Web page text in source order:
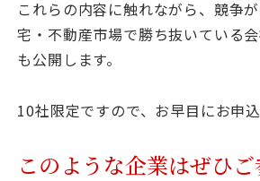
これらの内容に触れながら、競争
宅・不動産市場で勝ち抜いている
も公開します。
10社限定ですので、お早目にお申込
このような企業はぜひ